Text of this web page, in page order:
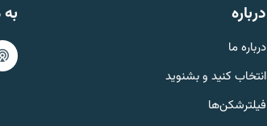
درباره
درباره ما
انتخاب کنید و بشنوید
فیلترشکن‌ها